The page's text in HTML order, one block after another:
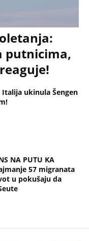
Italija ukinula Šengen
NA PUTU KA
57 migranata
u pokušaju da
putnicima,